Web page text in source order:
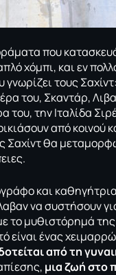
που
χόμπι, και εν
γνωρίζει τους
του, Σκαντάρ,
του, την Ιταλίδα
από
Σαχίντ θα
και
να συστήσουν
το μυθιστόρημά της
είναι ένας
από τη
μια ζωή στο